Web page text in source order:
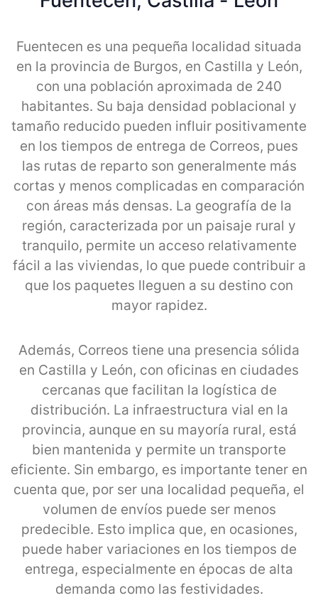
Fuentecen es una pequeña localidad situada
en la provincia de Burgos, en Castilla y León,
con una población aproximada de 240
habitantes. Su baja densidad poblacional y
tamaño reducido pueden influir positivamente
en los tiempos de entrega de Correos, pues
las rutas de reparto son generalmente más
cortas y menos complicadas en comparación
con áreas más densas. La geografía de la
región, caracterizada por un paisaje rural y
tranquilo, permite un acceso relativamente
fácil a las viviendas, lo que puede contribuir a
que los paquetes lleguen a su destino con
mayor rapidez.
Además, Correos tiene una presencia sólida
en Castilla y León, con oficinas en ciudades
cercanas que facilitan la logística de
distribución. La infraestructura vial en la
provincia, aunque en su mayoría rural, está
bien mantenida y permite un transporte
eficiente. Sin embargo, es importante tener en
cuenta que, por ser una localidad pequeña, el
volumen de envíos puede ser menos
predecible. Esto implica que, en ocasiones,
puede haber variaciones en los tiempos de
entrega, especialmente en épocas de alta
demanda como las festividades.